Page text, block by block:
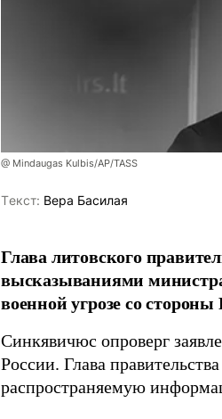
@ Mindaugas Kulbis/AP/TASS
Tекст: Вера Басилая
Глава литовского
высказываниями
военной угрозе со
Синкявичюс опроверг
России. Глава
распространяемую